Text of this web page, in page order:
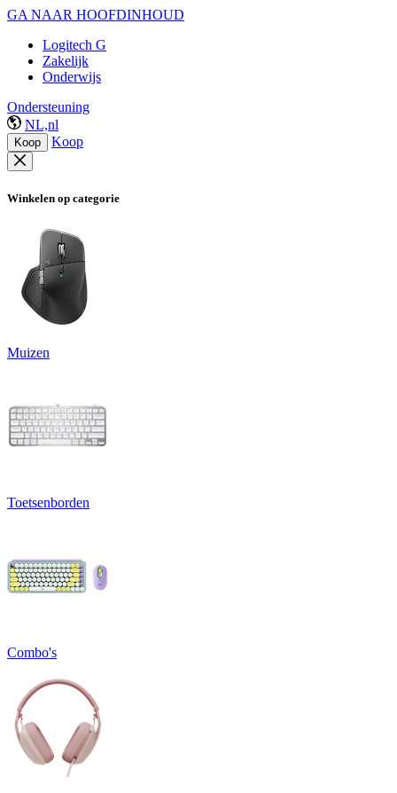
GA NAAR HOOFDINHOUD
Logitech G
Zakelijk
Onderwijs
Ondersteuning
NL,nl
Koop Koop
Winkelen op categorie
Muizen
Toetsenborden
Combo's